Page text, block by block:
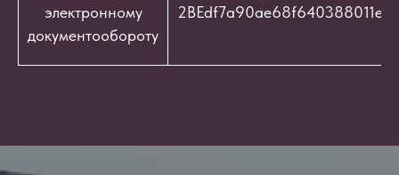
электронному
документообороту